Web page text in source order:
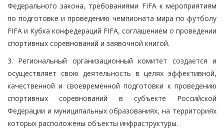
Федерального закона, требованиями FIFA к мероприятиям
по подготовке и проведению чемпионата мира по футболу
FIFA и Кубка конфедераций FIFA, соглашением о проведении
спортивных соревнований и заявочной книгой.
3. Региональный организационный комитет создается и
осуществляет свою деятельность в целях эффективной,
качественной и своевременной подготовки к проведению
спортивных соревнований в субъекте Российской
Федерации и муниципальных образованиях, на территориях
которых расположены объекты инфраструктуры.